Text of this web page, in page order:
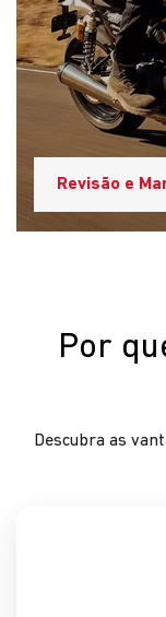
Aqui na Saga
Atuamos há
enfrentando